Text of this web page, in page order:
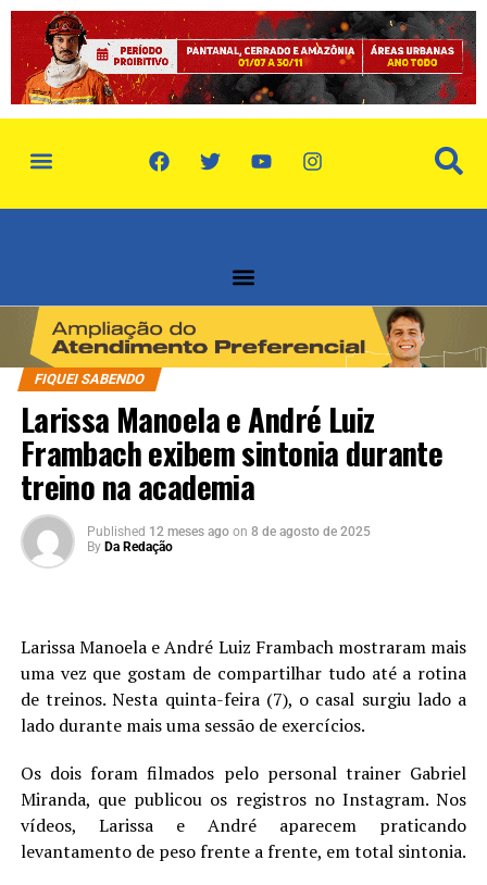
FIQUEI SABENDO
Larissa Manoela e André Luiz
Frambach exibem sintonia durante
treino na academia
Published 12 meses ago on 8 de agosto de 2025
By Da Redação
Larissa Manoela e André Luiz Frambach mostraram mais
uma vez que gostam de compartilhar tudo até a rotina
de treinos. Nesta quinta-feira (7), o casal surgiu lado a
lado durante mais uma sessão de exercícios.
Os dois foram filmados pelo personal trainer Gabriel
Miranda, que publicou os registros no Instagram. Nos
vídeos, Larissa e André aparecem praticando
levantamento de peso frente a frente, em total sintonia.